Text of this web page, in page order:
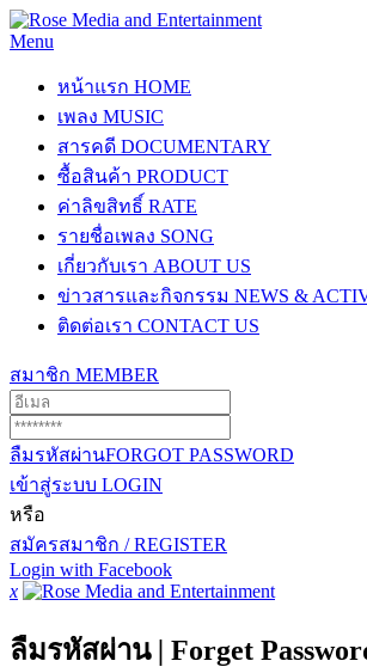
Menu
หน้าแรก HOME
เพลง MUSIC
สารคดี DOCUMENTARY
ซื้อสินค้า PRODUCT
ค่าลิขสิทธิ์ RATE
รายชื่อเพลง SONG
เกี่ยวกับเรา ABOUT US
ข่าวสารและกิจกรรม NEWS &
ติดต่อเรา CONTACT US
สมาชิก MEMBER
ลืมรหัสผ่านFORGOT PASSWORD
เข้าสู่ระบบ LOGIN
หรือ
สมัครสมาชิก / REGISTER
Login with Facebook
x
ลืมรหัสผ่าน | Forget